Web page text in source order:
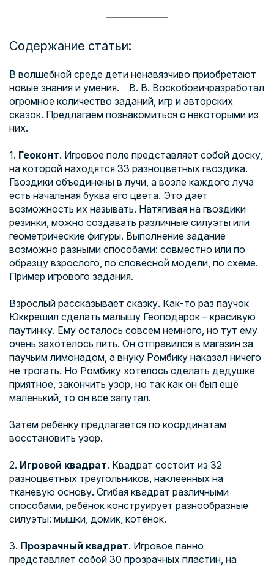
Содержание статьи:
В волшебной среде дети ненавязчиво приобретают
новые знания и умения. В. В. Воскобовичразработал
огромное количество заданий, игр и авторских
сказок. Предлагаем познакомиться с некоторыми из
них.
1. Геоконт. Игровое поле представляет собой доску,
на которой находятся 33 разноцветных гвоздика.
Гвоздики объединены в лучи, а возле каждого луча
есть начальная буква его цвета. Это даёт
возможность их называть. Натягивая на гвоздики
резинки, можно создавать различные силуэты или
геометрические фигуры. Выполнение задание
возможно разными способами: совместно или по
образцу взрослого, по словесной модели, по схеме.
Пример игрового задания.
Взрослый рассказывает сказку. Как-то раз паучок
Юккрешил сделать малышу Геоподарок – красивую
паутинку. Ему осталось совсем немного, но тут ему
очень захотелось пить. Он отправился в магазин за
паучьим лимонадом, а внуку Ромбику наказал ничего
не трогать. Но Ромбику хотелось сделать дедушке
приятное, закончить узор, но так как он был ещё
маленький, то он всё запутал.
Затем ребёнку предлагается по координатам
восстановить узор.
2. Игровой квадрат. Квадрат состоит из 32
разноцветных треугольников, наклеенных на
тканевую основу. Сгибая квадрат различными
способами, ребёнок конструирует разнообразные
силуэты: мышки, домик, котёнок.
3. Прозрачный квадрат. Игровое панно
представляет собой 30 прозрачных пластин, на